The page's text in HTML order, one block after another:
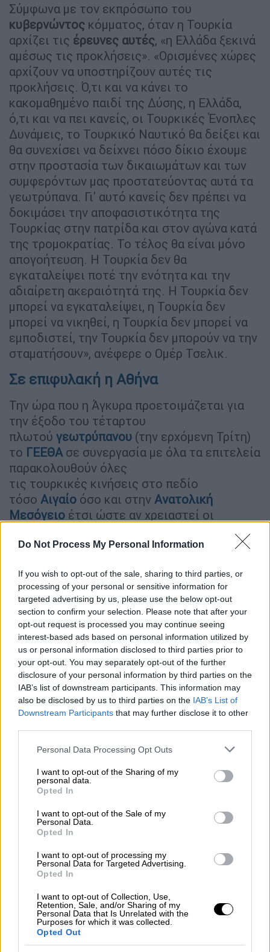
Do Not Process My Personal Information
If you wish to opt-out of the sale, sharing to third parties, or
processing of your personal or sensitive information for
targeted advertising by us, please use the below opt-out
section to confirm your selection. Please note that after your
opt-out request is processed you may continue seeing
interest-based ads based on personal information utilized by
us or personal information disclosed to third parties prior to
your opt-out. You may separately opt-out of the further
disclosure of your personal information by third parties on the
IAB’s list of downstream participants. This information may
also be disclosed by us to third parties on the IAB’s List of
Downstream Participants that may further disclose it to other
Please note that this website/app uses one or more Google
not limited to your visit or usage behaviour. You may click to
grant or deny consent to Google and its third-party tags to
use your data for below specified purposes in below Google
consent section.
Personal Data Processing Opt Outs
I want to opt-out of the Sharing of my
personal data.
Opted In
I want to opt-out of the Sale of my
Personal Data.
Opted In
I want to opt-out of processing my
Personal Data for Targeted Advertising.
Opted In
I want to opt-out of Collection, Use,
Retention, Sale, and/or Sharing of my
Personal Data that Is Unrelated with the
Purposes for which it was collected.
Opted Out
Σύμφωνα με τον εκπρόσωπο του
κυβερνώντος κόμματος, όταν η Τουρκία
αρχίζει τις έρευνες αυτές, «η Ελλάδα ξεκινά
αμέσως τις προκλήσεις». «Ορισμένες χώρες
αρχίζουν να υποστηρίζουν αυτές τις
προκλήσεις. Ό,τι και να κάνει το
κακομαθημένο παιδί της Δύσης, η Ελλάδα,
ό,τι και να πει κανείς, οι Τουρκικές Ένοπλες
Δυνάμεις, το Τουρκικό Ναυτικό θα δείξει και
θα συνεχίσει να δείχνει πόσο δίκιο έχουμε
στην προστασία των δικαιωμάτων και των
συμφερόντων μας προστατεύοντας αυτά τα
γεωτρύπανα. Γι' αυτό κανείς δεν πρέπει να
δοκιμάσει την αποφασιστικότητα της
Τουρκίας στην πατρίδα και στον αγώνα κατά
της τρομοκρατίας. Το τέλος θα είναι μόνο
απογοήτευση. Η Τουρκία δεν θα
εγκαταλείψει ποτέ την ενότητα και την
αδιαίρετη ακεραιότητά της. Η Τουρκία δεν
μπορεί να εγκαταλείψει, η Τουρκία δεν
μπορεί να νικηθεί, η Τουρκία δεν μπορεί να
εμποδιστεί, την Τουρκία δεν μπορούν να την
σταματήσουν», ανέφερε ο Ομέρ Τσελικ.
Σε επιφυλακή η Αθήνα
Την ώρα που η Άγκυρα προετοιμάζεται για
την έξοδο του τέταρτου
πλωτού γεωτρύπανου (την ερχόμενη Τρίτη)
το ΓΕΕΘΑ σε συνεργασία με όλα τα επιτελεία
παρακολουθούν όλες
τις τουρκικές κινήσεις στο πεδίο
τόσο Αιγαίο όσο και στην Ανατολική
Μεσόγειο έτσι ώστε αν χρειαστεί οι
αντιδράσουν άμεσα καθώς η Ελλάδα δεν
αμφισβήτησή των κυριαρχικών της
δικαιωμάτων.
video
Η Αθήνα έχει προχωρήσει σε όλες
τις κινήσεις και ενέργειες ετοιμότητας μέσ
Στο πλαίσιο αυτό ολοκληρώθηκε
συνεκπαίδευση τύπου PASSEX μεταξύ
του Ελληνικού Πολεμικού Ναυτικού και
γαλλική φρεγάτα.